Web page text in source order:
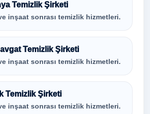
Temizlik Şirketi
inşaat sonrası temizlik hizmetleri.
Temizlik Şirketi
inşaat sonrası temizlik hizmetleri.
Temizlik Şirketi
inşaat sonrası temizlik hizmetleri.